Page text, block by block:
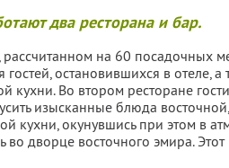
два ресторана и бар.
на 60 посадочных
остановившихся в отеле, а
кухни. Во втором ресторане
изысканные блюда
кухни, окунувшись при этом в
во дворце восточного эмира.